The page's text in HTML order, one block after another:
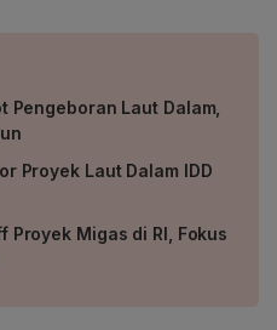
Pengeboran Laut Dalam,
Proyek Laut Dalam IDD
Proyek Migas di RI, Fokus